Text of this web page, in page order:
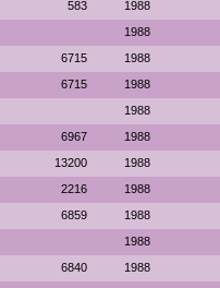
583 1988
1988
6715 1988
6715 1988
1988
6967 1988
13200 1988
2216 1988
6859 1988
1988
6840 1988